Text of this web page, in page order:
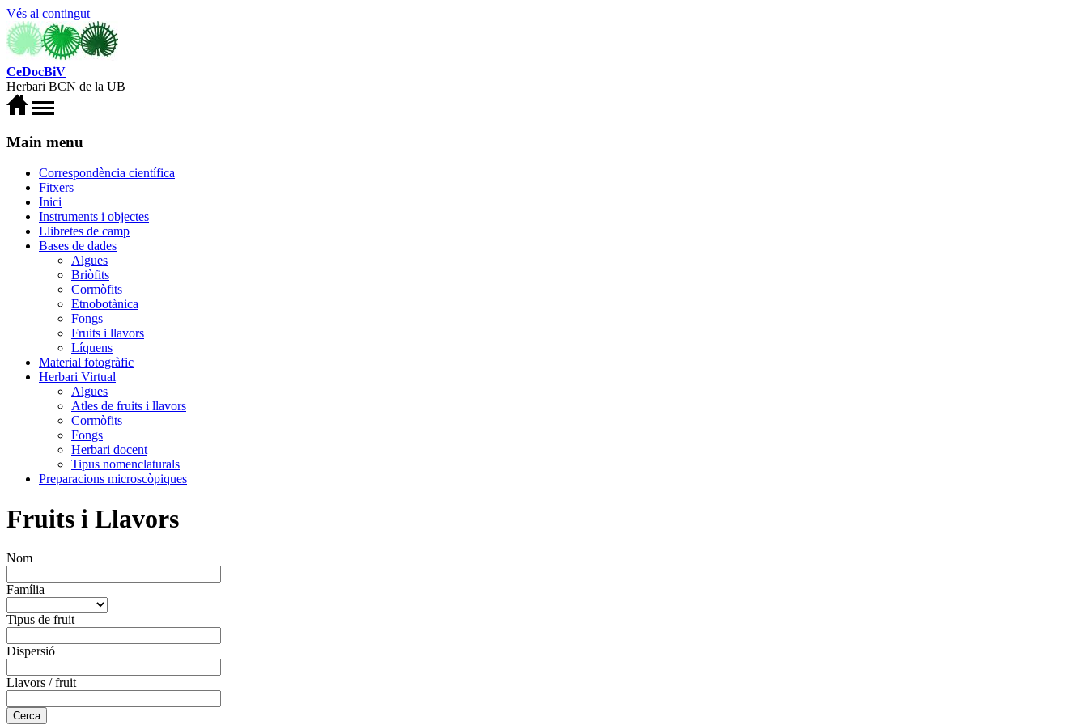
Vés al contingut
CeDocBiV
Herbari BCN de la UB
Main menu
Correspondència científica
Fitxers
Inici
Instruments i objectes
Llibretes de camp
Bases de dades
Algues
Briòfits
Cormòfits
Etnobotànica
Fongs
Fruits i llavors
Líquens
Material fotogràfic
Herbari Virtual
Algues
Atles de fruits i llavors
Cormòfits
Fongs
Herbari docent
Tipus nomenclaturals
Preparacions microscòpiques
Fruits i Llavors
Nom
Família
Tipus de fruit
Dispersió
Llavors / fruit